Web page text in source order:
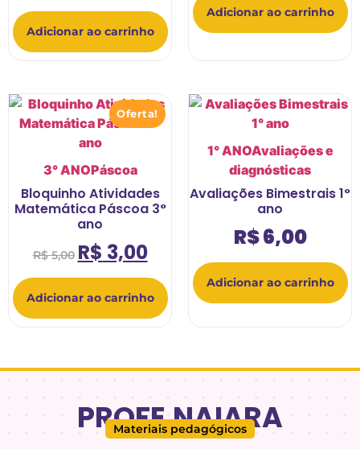
Adicionar ao carrinho
Adicionar ao carrinho
Oferta!
3° ANOPáscoa
Bloquinho Atividades
Matemática Páscoa 3°
ano
R$5,00 R$ 3,00
Adicionar ao carrinho
1° ANOAvaliações e
diagnósticas
Avaliações Bimestrais 1°
ano
R$6,00
Adicionar ao carrinho
PROFE.NAIARA
Materiais pedagógicos